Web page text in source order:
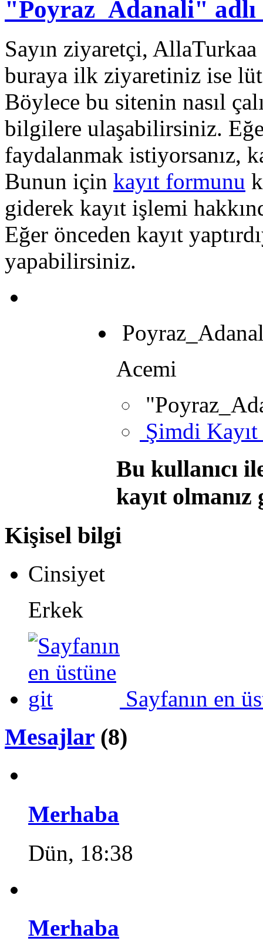
"Poyraz_Adanali" adlı
Sayın ziyaretçi,
buraya ilk ziyaretiniz ise
Böylece bu sitenin nasıl
bilgilere ulaşabilirsiniz.
faydalanmak istiyorsanız,
Bunun için kayıt formunu
giderek kayıt işlemi
Eğer önceden kayıt
yapabilirsiniz.
Acemi
Şimdi
Bu kullanıcı
kayıt
Kişisel bilgi
Cinsiyet
Erkek
Sayfanın en
Mesajlar (8)
Merhaba
Dün, 18:38
Merhaba